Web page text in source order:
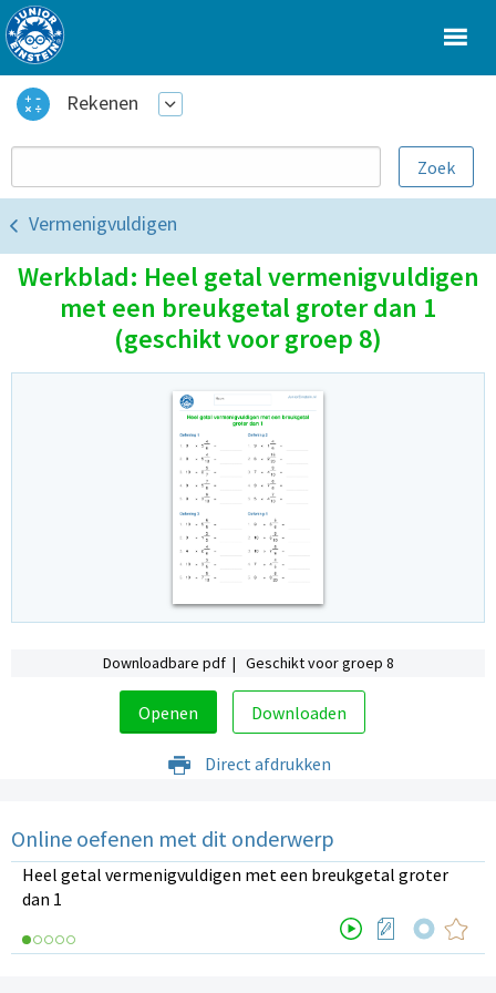
Rekenen
Vermenigvuldigen
Werkblad: Heel getal vermenigvuldigen
met een breukgetal groter dan 1
(geschikt voor groep 8)
Downloadbare pdf | Geschikt voor groep 8
Openen Downloaden
Direct afdrukken
Online oefenen met dit onderwerp
Heel getal vermenigvuldigen met een breukgetal groter
dan 1